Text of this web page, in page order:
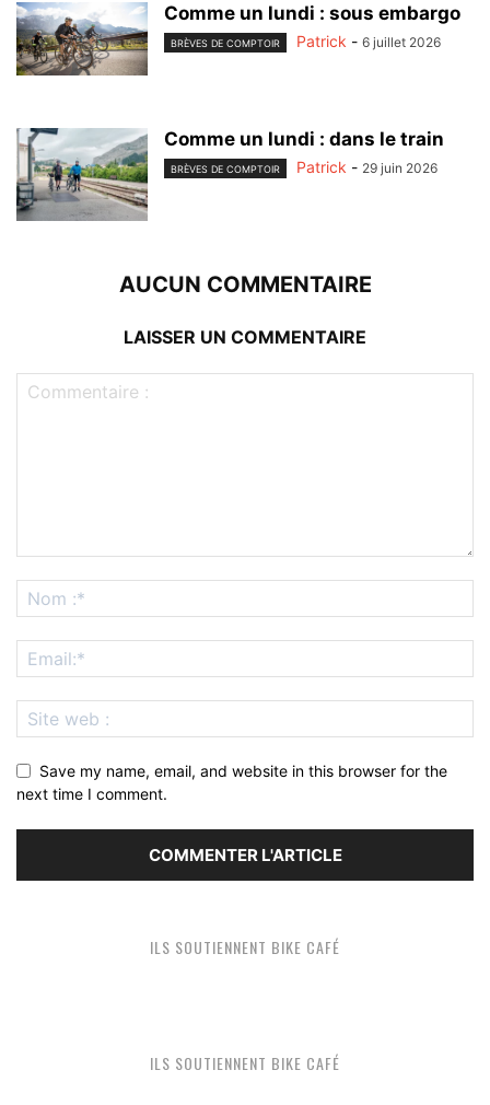
Comme un lundi : sous embargo
BRÈVES DE COMPTOIR Patrick - 6 juillet 2026
Comme un lundi : dans le train
BRÈVES DE COMPTOIR Patrick - 29 juin 2026
AUCUN COMMENTAIRE
LAISSER UN COMMENTAIRE
Save my name, email, and website in this browser for the
next time I comment.